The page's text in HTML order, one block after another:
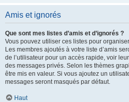
Amis et ignorés
Que sont mes listes d’amis et d’ignorés ?
Vous pouvez utiliser ces listes pour
Les membres ajoutés à votre liste d’amis
de l’utilisateur pour un accès rapide, voir
des messages privés. Selon les thèmes
être mis en valeur. Si vous ajoutez un
messages seront masqués par défaut.
Haut